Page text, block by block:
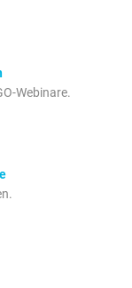
Webinare.